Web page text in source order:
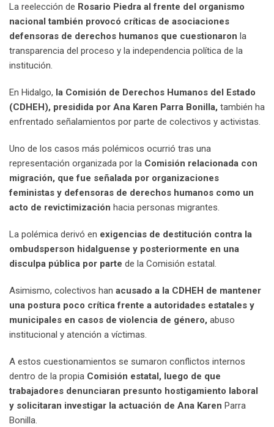
La reelección de Rosario Piedra al frente del organismo
nacional también provocó críticas de asociaciones
defensoras de derechos humanos que cuestionaron la
transparencia del proceso y la independencia política de la
institución.
En Hidalgo, la Comisión de Derechos Humanos del Estado
(CDHEH), presidida por Ana Karen Parra Bonilla, también ha
enfrentado señalamientos por parte de colectivos y activistas.
Uno de los casos más polémicos ocurrió tras una
representación organizada por la Comisión relacionada con
migración, que fue señalada por organizaciones
feministas y defensoras de derechos humanos como un
acto de revictimización hacia personas migrantes.
La polémica derivó en exigencias de destitución contra la
ombudsperson hidalguense y posteriormente en una
disculpa pública por parte de la Comisión estatal.
Asimismo, colectivos han acusado a la CDHEH de mantener
una postura poco crítica frente a autoridades estatales y
municipales en casos de violencia de género, abuso
institucional y atención a víctimas.
A estos cuestionamientos se sumaron conflictos internos
dentro de la propia Comisión estatal, luego de que
trabajadores denunciaran presunto hostigamiento laboral
y solicitaran investigar la actuación de Ana Karen Parra
Bonilla.